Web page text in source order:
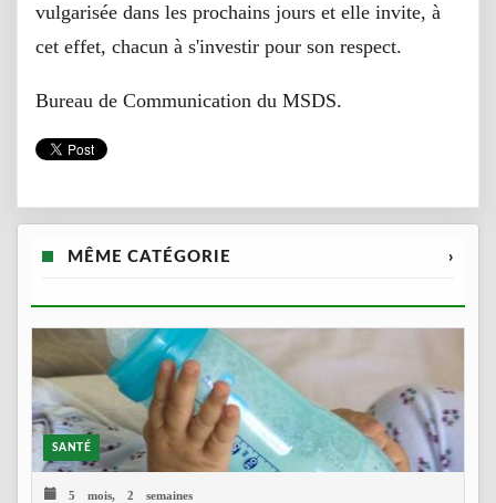
vulgarisée dans les prochains jours et elle invite, à
cet effet, chacun à s'investir pour son respect.
Bureau de Communication du MSDS.
MÊME CATÉGORIE ›
SANTÉ
5 mois, 2 semaines